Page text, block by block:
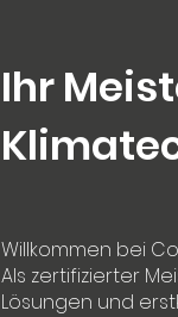
Ihr
Willkommen bei
Als zertifizierter
Lösungen und